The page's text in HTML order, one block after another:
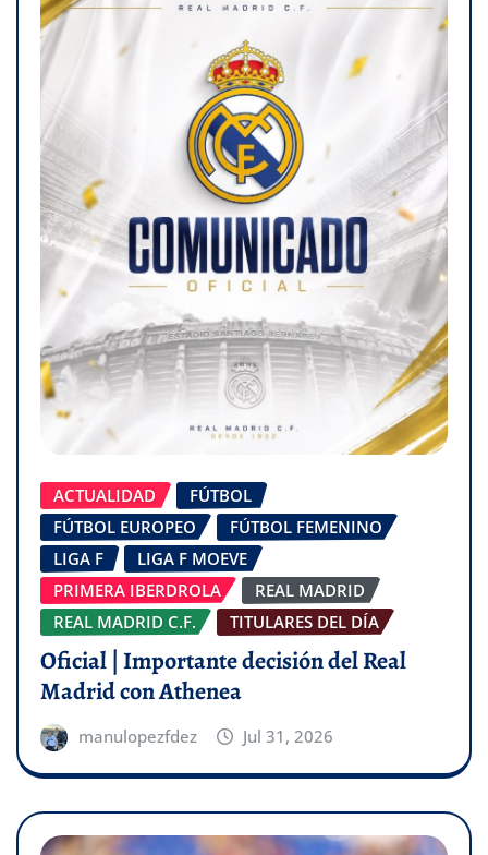
ACTUALIDAD
FÚTBOL
FÚTBOL EUROPEO
FÚTBOL FEMENINO
LIGA F
LIGA F MOEVE
PRIMERA IBERDROLA
REAL MADRID
REAL MADRID C.F.
TITULARES DEL DÍA
Oficial | Importante decisión del Real
Madrid con Athenea
manulopezfdez Jul 31, 2026